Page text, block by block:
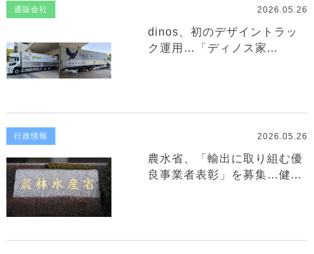
通販会社 2026.05.26
dinos、初のデザイントラッ
ク運用…「ディノス家...
行政情報 2026.05.26
農水省、「輸出に取り組む優
良事業者表彰」を募集…健...